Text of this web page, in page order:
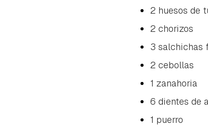
2 huesos de
2 chorizos
3 salchichas
2 cebollas
1 zanahoria
6 dientes de
1 puerro